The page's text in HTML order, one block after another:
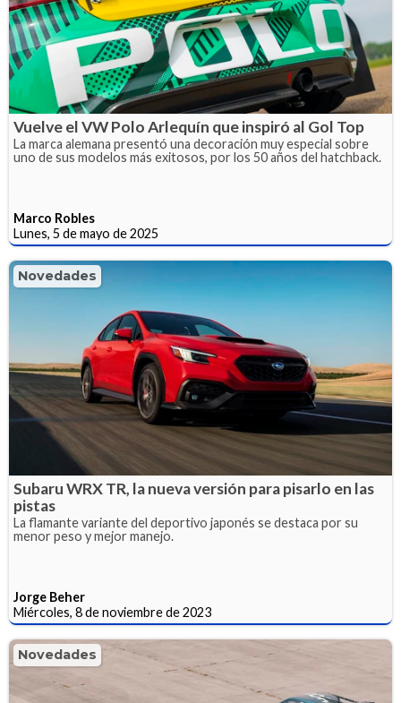
Vuelve el VW Polo Arlequín que inspiró al Gol Top
La marca alemana presentó una decoración muy especial sobre
uno de sus modelos más exitosos, por los 50 años del hatchback.
Marco Robles
Lunes, 5 de mayo de 2025
Novedades
Subaru WRX TR, la nueva versión para pisarlo en las
pistas
La flamante variante del deportivo japonés se destaca por su
menor peso y mejor manejo.
Jorge Beher
Miércoles, 8 de noviembre de 2023
Novedades